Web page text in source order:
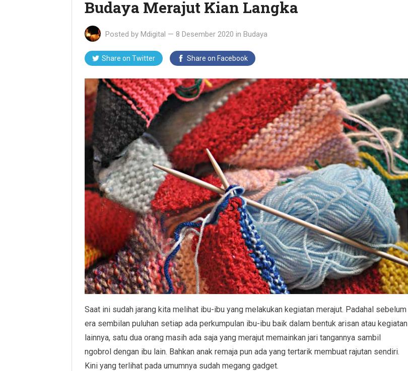
Budaya Merajut Kian Langka
Posted by Mdigital — 8 Desember 2020 in Budaya
Share on Twitter Share on Facebook
Saat ini sudah jarang kita melihat ibu-ibu yang melakukan kegiatan merajut. Padahal sebelum
era sembilan puluhan setiap ada perkumpulan ibu-ibu baik dalam bentuk arisan atau kegiatan
lainnya, satu dua orang masih ada saja yang merajut memainkan jari tangannya sambil
ngobrol dengan ibu lain. Bahkan anak remaja pun ada yang tertarik membuat rajutan sendiri.
Kini yang terlihat pada umumnya sudah megang gadget.